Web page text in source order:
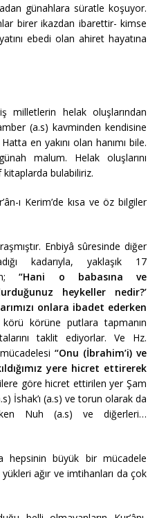
günahlara süratle koşuyor.
birer ikazdan ibarettir- kimse
ebedi olan ahiret hayatına
milletlerin helak oluşlarından
(a.s) kavminden kendisine
en yakını olan hanımı bile.
malum. Helak oluşlarını
bulabiliriz.
ı Kerim’de kısa ve öz bilgiler
Enbiyâ sûresinde diğer
kadarıyla, yaklaşık 17
“Hani o babasına ve
heykeller nedir?’
onlara ibadet ederken
körüne putlara tapmanın
taklit ediyorlar. Ve Hz.
mücadelesi“Onu (İbrahim’i) ve
yere hicret ettirerek
göre hicret ettirilen yer Şam
İshak’ı (a.s) ve torun olarak da
Nuh (a.s) ve diğerleri…
hepsinin büyük bir mücadele
ağır ve imtihanları da çok